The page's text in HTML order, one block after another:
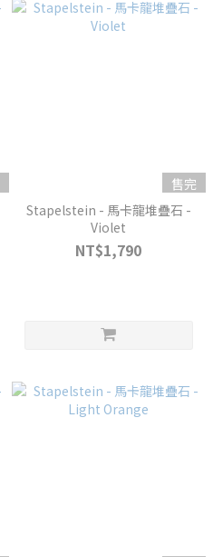
售完
Stapelstein - 馬卡龍堆疊石 -
Violet
NT$1,790